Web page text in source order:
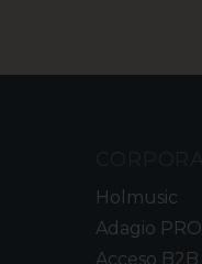
Holmusic
Adagio PRO
Acceso B2B